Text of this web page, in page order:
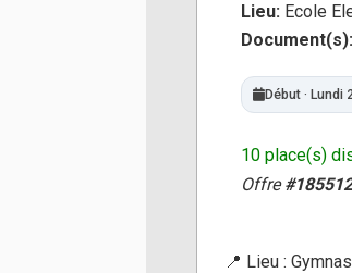
Lieu: Ecole
Document(s):
Début · Lundi
10 place(s)
Offre
📍 Lieu :